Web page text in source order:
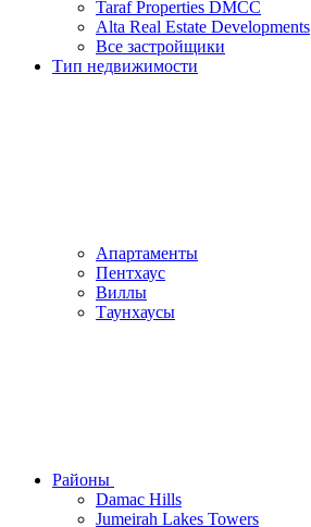
Taraf Properties DMCC
Alta Real Estate Developments
Все застройщики
Тип недвижимости
Апартаменты
Пентхаус
Виллы
Таунхаусы
Районы
Damac Hills
Jumeirah Lakes Towers